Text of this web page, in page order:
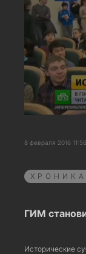
8 февраля 2016 11:56
ХРОНИКА
ГИМ
Исторические